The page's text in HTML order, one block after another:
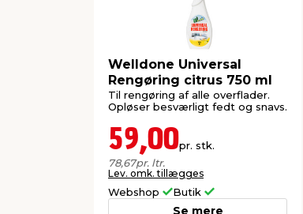
Welldone Universal
Rengøring citrus 750 ml
Til rengøring af alle overflader.
Opløser besværligt fedt og snavs.
59,00pr. stk.
78,67pr. ltr.
Lev. omk. tillægges
Webshop Butik
Se mere